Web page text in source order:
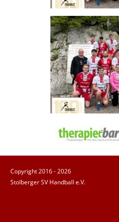
Copyright 2016 - 2026
Stolberger SV Handball e.V.